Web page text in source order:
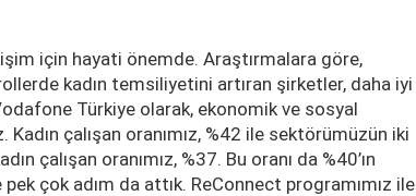
için hayati önemde. Araştırmalara göre,
kadın temsiliyetini artıran şirketler, daha iyi
Türkiye olarak, ekonomik ve sosyal
çalışan oranımız, %42 ile sektörümüzün iki
çalışan oranımız, %37. Bu oranı da %40’ın
çok adım da attık. ReConnect programımız ile